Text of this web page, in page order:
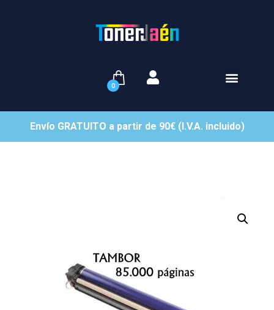
0
Envío GRATUITO a partir de 90€ (I.V.A. incluido)